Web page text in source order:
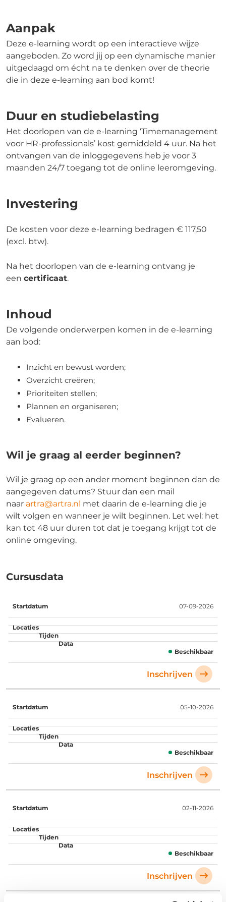
Aanpak
Deze e-learning wordt op een interactieve wijze
aangeboden. Zo word jij op een dynamische manier
uitgedaagd om écht na te denken over de theorie
die in deze e-learning aan bod komt!
Duur en studiebelasting
Het doorlopen van de e-learning ‘Timemanagement
voor HR-professionals’ kost gemiddeld 4 uur. Na het
ontvangen van de inloggegevens heb je voor 3
maanden 24/7 toegang tot de online leeromgeving.
Investering
De kosten voor deze e-learning bedragen € 117,50
(excl. btw).
Na het doorlopen van de e-learning ontvang je
een certificaat.
Inhoud
De volgende onderwerpen komen in de e-learning
aan bod:
Inzicht en bewust worden;
Overzicht creëren;
Prioriteiten stellen;
Plannen en organiseren;
Evalueren.
Wil je graag al eerder beginnen?
Wil je graag op een ander moment beginnen dan de
aangegeven datums? Stuur dan een mail
naar artra@artra.nl met daarin de e-learning die je
wilt volgen en wanneer je wilt beginnen. Let wel: het
kan tot 48 uur duren tot dat je toegang krijgt tot de
online omgeving.
Cursusdata
Startdatum 07-09-2026
Beschikbaar
Inschrijven
05-10-2026
Beschikbaar
Inschrijven
02-11-2026
Beschikbaar
Inschrijven